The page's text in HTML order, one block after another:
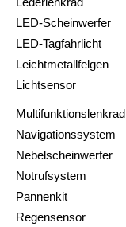
LED-Scheinwerfer
LED-Tagfahrlicht
Leichtmetallfelgen
Lichtsensor
Multifunktionslenkrad
Navigationssystem
Nebelscheinwerfer
Notrufsystem
Pannenkit
Regensensor